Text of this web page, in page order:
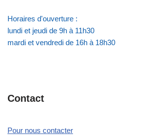
Horaires d'ouverture :
lundi et jeudi de 9h à 11h30
mardi et vendredi de 16h à 18h30
Contact
Pour nous contacter